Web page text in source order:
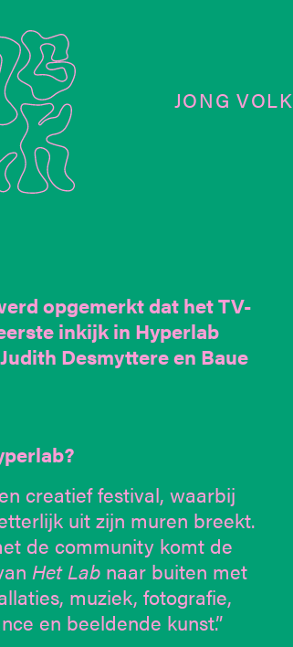
JONG VOLK
opgemerkt dat het TV-
inkijk in Hyperlab
Desmyttere en Baue
creatief festival, waarbij
uit zijn muren breekt.
de community komt de
Het Labnaar buiten met
muziek, fotografie,
en beeldende kunst.”